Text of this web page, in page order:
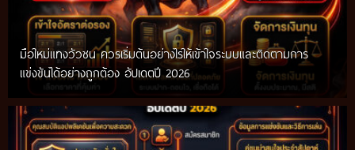
มือใหม่แทงวัวชน ควรเริ่มต้นอย่างไรให้เข้าใจระบบและติดตามการ
แข่งขันได้อย่างถูกต้อง อัปเดตปี 2026